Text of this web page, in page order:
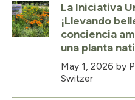
La Iniciativa
¡Llevando
conciencia
una planta
May 1, 2026 by
Switzer